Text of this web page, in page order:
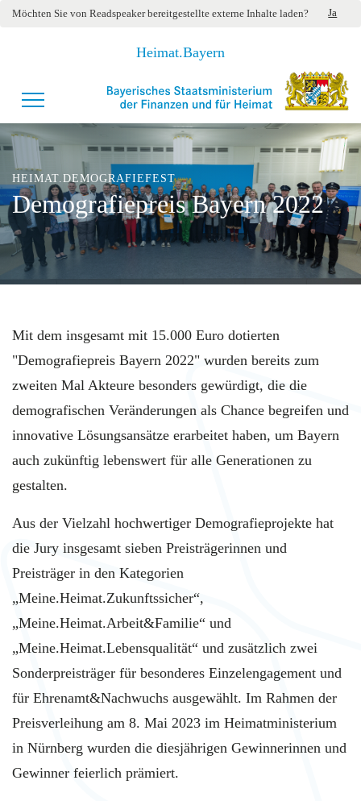
Möchten Sie vonReadspeakerbereitgestellte externe Inhalte laden? Ja
Heimat.Bayern
HEIMAT.DEMOGRAFIEFEST
Demografiepreis Bayern 2022
Mit dem insgesamt mit 15.000 Euro dotierten
"Demografiepreis Bayern 2022" wurden bereits zum
zweiten Mal Akteure besonders gewürdigt, die die
demografischen Veränderungen als Chance begreifen und
innovative Lösungsansätze erarbeitet haben, um Bayern
auch zukünftig lebenswert für alle Generationen zu
gestalten.
Aus der Vielzahl hochwertiger Demografieprojekte hat
die Jury insgesamt sieben Preisträgerinnen und
Preisträger in den Kategorien
„Meine.Heimat.Zukunftssicher“,
„Meine.Heimat.Arbeit&Familie“ und
„Meine.Heimat.Lebensqualität“ und zusätzlich zwei
Sonderpreisträger für besonderes Einzelengagement und
für Ehrenamt&Nachwuchs ausgewählt. Im Rahmen der
Preisverleihung am 8. Mai 2023 im Heimatministerium
in Nürnberg wurden die diesjährigen Gewinnerinnen und
Gewinner feierlich prämiert.